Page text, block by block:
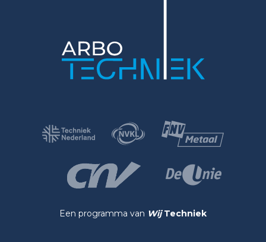
Een programma van Wij Techniek